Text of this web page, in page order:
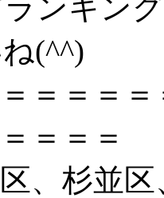
ンキン
(^^)
＝＝＝
＝＝＝
、杉並